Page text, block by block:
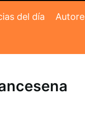
del día